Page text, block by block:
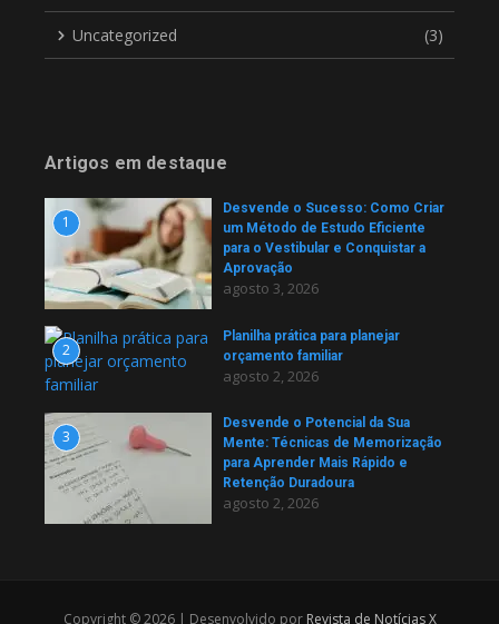
Uncategorized (3)
Artigos em destaque
1
Desvende o Sucesso: Como Criar
um Método de Estudo Eficiente
para o Vestibular e Conquistar a
Aprovação
agosto 3, 2026
2
Planilha prática para planejar
orçamento familiar
agosto 2, 2026
3
Desvende o Potencial da Sua
Mente: Técnicas de Memorização
para Aprender Mais Rápido e
Retenção Duradoura
agosto 2, 2026
Copyright © 2026 | Desenvolvido por Revista de Notícias X